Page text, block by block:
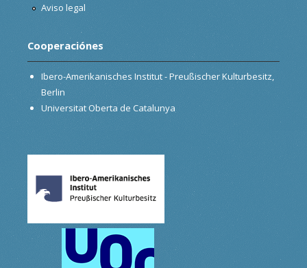
Aviso legal
Cooperaciónes
Ibero-Amerikanisches Institut - Preußischer Kulturbesitz,
Berlin
Universitat Oberta de Catalunya